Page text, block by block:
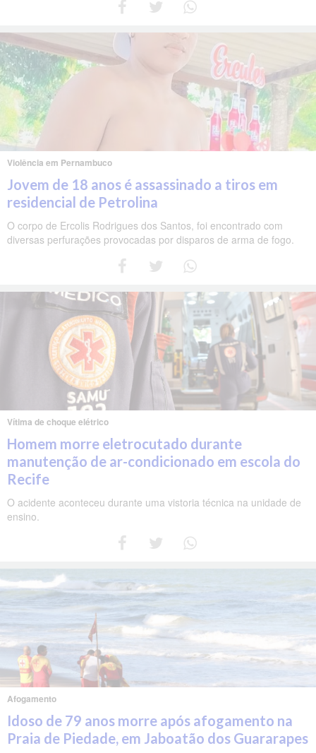
Violência em Pernambuco
Jovem de 18 anos é assassinado a tiros em
residencial de Petrolina
O corpo de Ercolis Rodrigues dos Santos, foi encontrado com
diversas perfurações provocadas por disparos de arma de fogo.
Vítima de choque elétrico
Homem morre eletrocutado durante
manutenção de ar-condicionado em escola do
Recife
O acidente aconteceu durante uma vistoria técnica na unidade de
ensino.
Afogamento
Idoso de 79 anos morre após afogamento na
Praia de Piedade, em Jaboatão dos Guararapes